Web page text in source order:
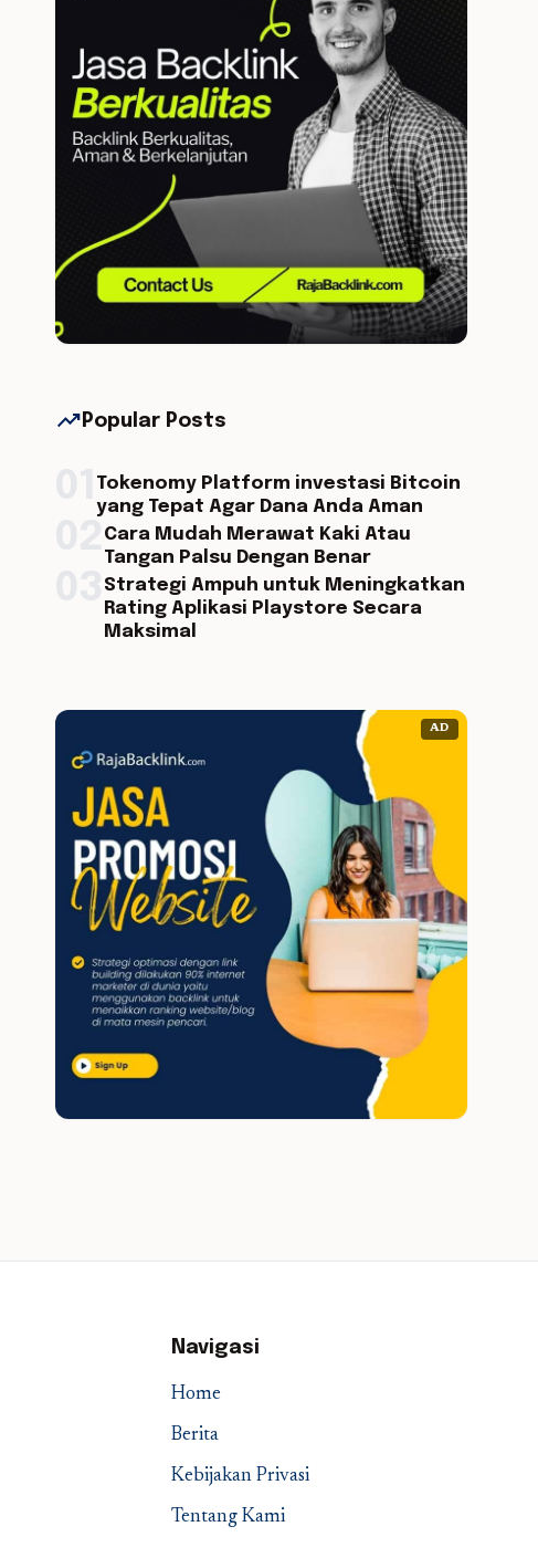
trending_up Popular Posts
Tokenomy Platform investasi Bitcoin
yang Tepat Agar Dana Anda Aman
Cara Mudah Merawat Kaki Atau
Tangan Palsu Dengan Benar
Strategi Ampuh untuk Meningkatkan
Rating Aplikasi Playstore Secara
Maksimal
AD
Navigasi
Home
Berita
Kebijakan Privasi
Tentang Kami